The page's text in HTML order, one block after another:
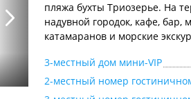
пляжа бухты Триозерье. На
надувной городок, кафе, бар,
катамаранов и морские
3-местный дом мини-VIP
2-местный номер